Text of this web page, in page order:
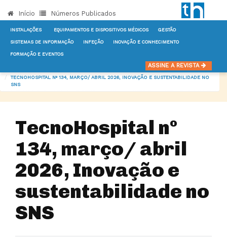
Início Números Publicados
INSTALAÇÕES EQUIPAMENTOS E DISPOSITIVOS MÉDICOS GESTÃO
SISTEMAS DE INFORMAÇÃO INFEÇÃO INOVAÇÃO E CONHECIMENTO
FORMAÇÃO E EVENTOS
ASSINE A REVISTA
TECNOHOSPITAL Nº 134, MARÇO/ ABRIL 2026, INOVAÇÃO E SUSTENTABILIDADE NO
SNS
TecnoHospital nº
134, março/ abril
2026, Inovação e
sustentabilidade no
SNS